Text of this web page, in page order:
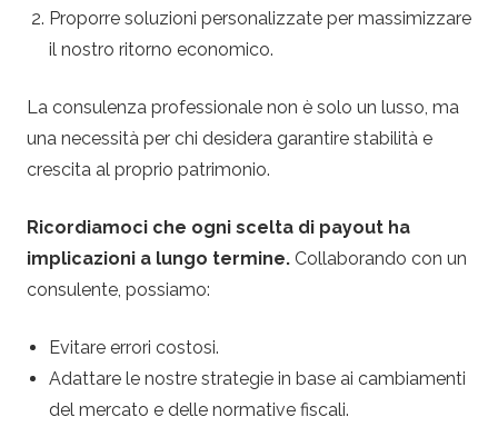
Proporre soluzioni personalizzate per massimizzare
il nostro ritorno economico.
La consulenza professionale non è solo un lusso, ma
una necessità per chi desidera garantire stabilità e
crescita al proprio patrimonio.
Ricordiamoci che ogni scelta di payout ha
implicazioni a lungo termine. Collaborando con un
consulente, possiamo:
Evitare errori costosi.
Adattare le nostre strategie in base ai cambiamenti
del mercato e delle normative fiscali.